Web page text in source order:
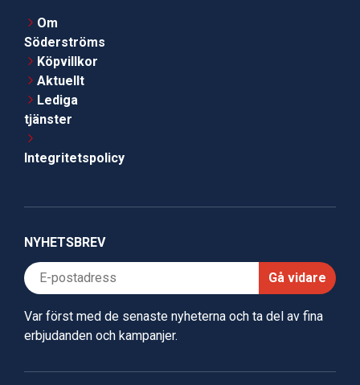
Om
Söderströms
Köpvillkor
Aktuellt
Lediga
tjänster
Integritetspolicy
NYHETSBREV
Gå vidare
Var först med de senaste nyheterna och ta del av fina
erbjudanden och kampanjer.